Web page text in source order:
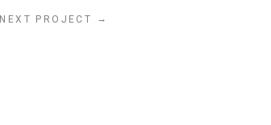
NEXT PROJECT →